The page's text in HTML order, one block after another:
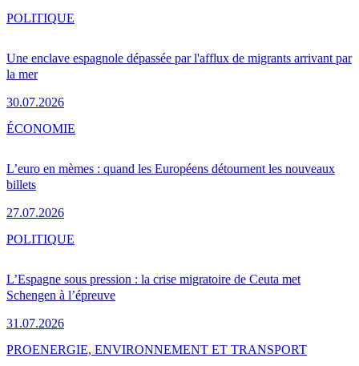
Une enclave espagnole dépassée par l'afflux de migrants arrivant par
la mer
30.07.2026
POLITIQUE
L’euro en mèmes : quand les Européens détournent les nouveaux
billets
27.07.2026
ÉCONOMIE
L’Espagne sous pression : la crise migratoire de Ceuta met
Schengen à l’épreuve
31.07.2026
POLITIQUE
PROENERGIE, ENVIRONNEMENT ET TRANSPORT